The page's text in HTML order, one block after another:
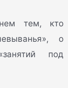
тем, кто
о
под